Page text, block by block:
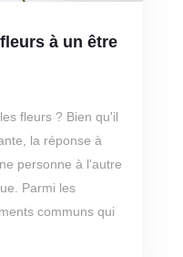
à un être
fleurs ? Bien qu'il
la réponse à
personne à l'autre
Parmi les
communs qui